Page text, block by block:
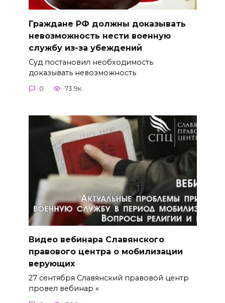
Граждане РФ должны доказывать
невозможность нести военную
службу из-за убеждений
Суд постановил необходимость
доказывать невозможность
0 73.9к.
Видео вебинара Славянского
правового центра о мобилизации
верующих
27 сентября Славянский правовой центр
провел вебинар «